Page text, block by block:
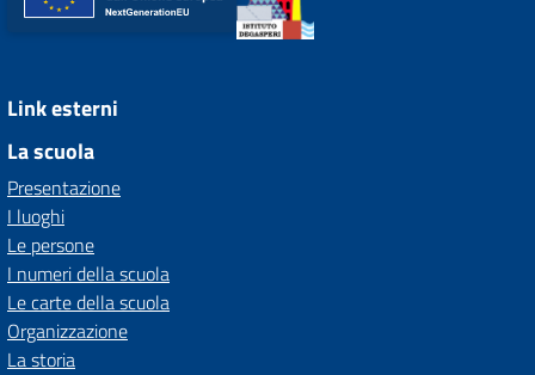
Link esterni
La scuola
Presentazione
I luoghi
Le persone
I numeri della scuola
Le carte della scuola
Organizzazione
La storia